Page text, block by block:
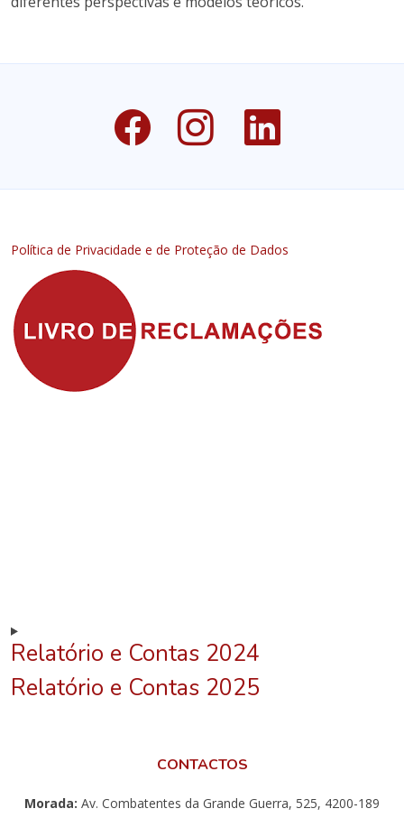
Política de Privacidade e de Proteção de Dados
Relatório e Contas 2024
Relatório e Contas 2025
CONTACTOS
Morada: Av. Combatentes da Grande Guerra, 525, 4200-189